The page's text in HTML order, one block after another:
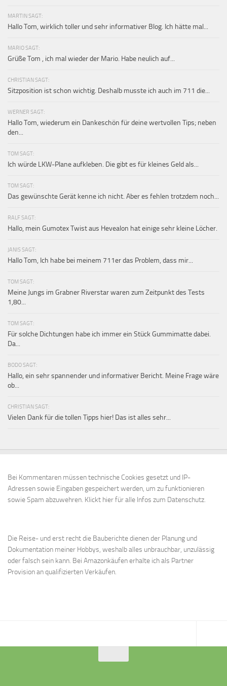
MARTIN SAGT:
Hallo Tom, wirklich toller und sehr informativer Blog. Ich hätte mal...
MARIO SAGT:
Grüße Tom , ich mal wieder der Mario. Habe neulich auf...
CHRISTIAN SAGT:
Sitzposition ist schon wichtig. Deshalb musste ich auch im 711 die...
WERNER SAGT:
Hallo Tom, wiederum ein Dankeschön für deine wertvollen Tips; neben
den...
TOM SAGT:
Ich würde LKW-Plane aufkleben. Die gibt es für kleines Geld als...
TOM SAGT:
Das gewünschte Gerät kenne ich nicht. Aber es fehlen trotzdem noch...
RALF SAGT:
Hallo, mein Gumotex Twist aus Hevealon hat einige sehr kleine Löcher.
JANIS SAGT:
Hallo Tom, Ich habe bei meinem 711er das Problem, dass mir...
TOM SAGT:
Meine Jungs im Grabner Riverstar waren zum Zeitpunkt des Tests
1,80...
TOM SAGT:
Für solche Dichtungen habe ich immer ein Stück Gummimatte dabei.
Da...
BODO SAGT:
Hallo, ein sehr spannender und informativer Bericht. Meine Frage wäre
ob...
CHRISTIAN SAGT:
Vielen Dank für die tollen Tipps hier! Das ist alles sehr...
Bei Kommentaren müssen technische Cookies gesetzt und IP-
Adressen sowie Eingaben gespeichert werden, um zu funktionieren
sowie Spam abzuwehren. Klickt hier für alle Infos zum Datenschutz.
Die Reise- und erst recht die Bauberichte dienen der Planung und
Dokumentation meiner Hobbys, weshalb alles unbrauchbar, unzulässig
oder falsch sein kann. Bei Amazonkäufen erhalte ich als Partner
Provision an qualifizierten Verkäufen.